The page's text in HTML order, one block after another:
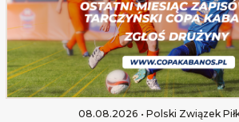
08.08.2026 • Polski Związek